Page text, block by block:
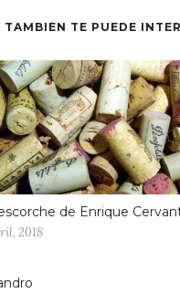
TAMBIÉN TE PUEDE
de Enrique
2018